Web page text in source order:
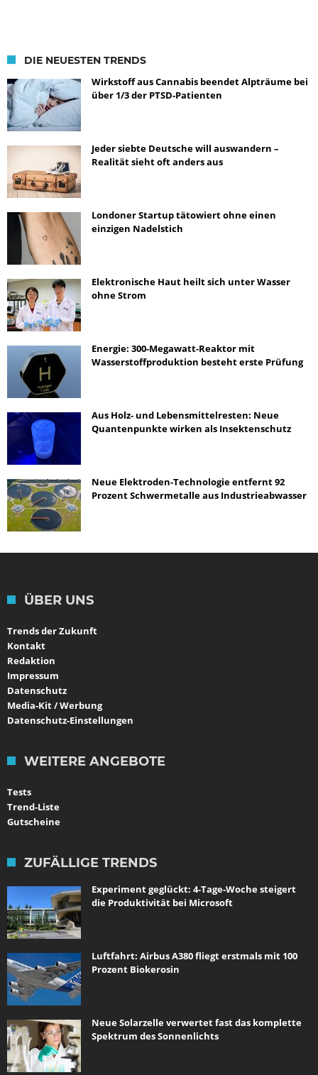
DIE NEUESTEN TRENDS
Wirkstoff aus Cannabis beendet Alpträume bei
über 1/3 der PTSD-Patienten
Jeder siebte Deutsche will auswandern –
Realität sieht oft anders aus
Londoner Startup tätowiert ohne einen
einzigen Nadelstich
Elektronische Haut heilt sich unter Wasser
ohne Strom
Energie: 300-Megawatt-Reaktor mit
Wasserstoffproduktion besteht erste Prüfung
Aus Holz- und Lebensmittelresten: Neue
Quantenpunkte wirken als Insektenschutz
Neue Elektroden-Technologie entfernt 92
Prozent Schwermetalle aus Industrieabwasser
ÜBER UNS
Trends der Zukunft
Kontakt
Redaktion
Impressum
Datenschutz
Media-Kit / Werbung
Datenschutz-Einstellungen
WEITERE ANGEBOTE
Tests
Trend-Liste
Gutscheine
ZUFÄLLIGE TRENDS
Experiment geglückt: 4-Tage-Woche steigert
die Produktivität bei Microsoft
Luftfahrt: Airbus A380 fliegt erstmals mit 100
Prozent Biokerosin
Neue Solarzelle verwertet fast das komplette
Spektrum des Sonnenlichts